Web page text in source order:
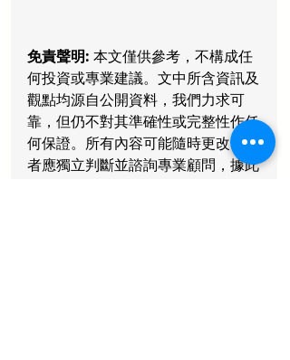
免責聲明: 本文僅供參考，不構成任
何投資或專業建議。文中所含資訊及
觀點均源自公開資料，我們力求可
靠，但仍不對其準確性或完整性作任
何保證。所有內容可能隨時更改，讀
者應獨立判斷並諮詢專業顧問，據此